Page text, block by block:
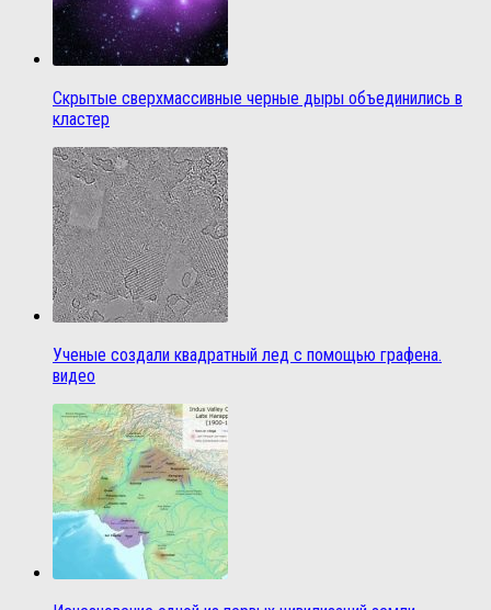
Скрытые сверхмассивные черные дыры объединились в
кластер
Ученые создали квадратный лед с помощью графена.
видео